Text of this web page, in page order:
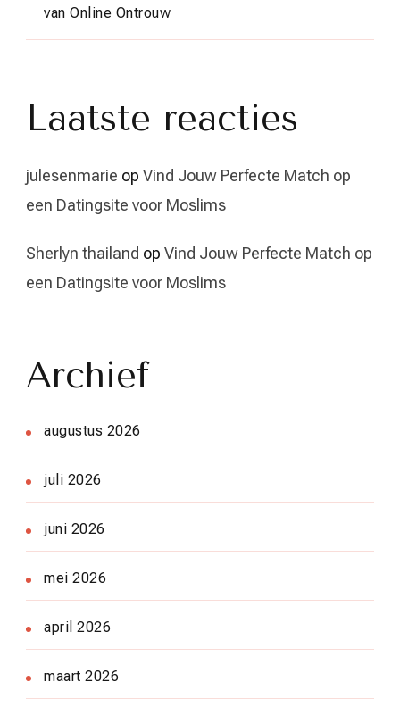
van Online Ontrouw
Laatste reacties
julesenmarie op Vind Jouw Perfecte Match op
een Datingsite voor Moslims
Sherlyn thailand op Vind Jouw Perfecte Match op
een Datingsite voor Moslims
Archief
augustus 2026
juli 2026
juni 2026
mei 2026
april 2026
maart 2026